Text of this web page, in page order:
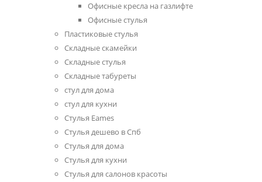
Офисные кресла на газлифте
Офисные стулья
Пластиковые стулья
Складные скамейки
Складные стулья
Складные табуреты
стул для дома
стул для кухни
Стулья Eames
Стулья дешево в Спб
Стулья для дома
Стулья для кухни
Стулья для салонов красоты